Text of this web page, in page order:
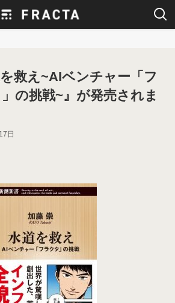
を救え~AIベンチャー「フ
の挑戦~』が発売されま
日